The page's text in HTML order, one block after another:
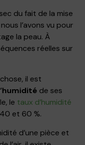
du fait de la mise
l’avons vu pour
la peau. À
réelles sur
il est
de ses
le taux d’humidité
et 60 %.
d’une pièce et